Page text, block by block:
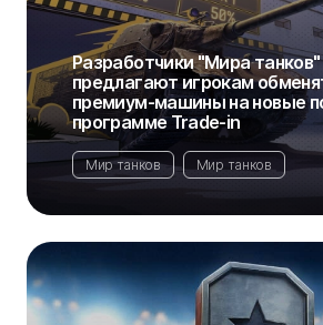
Разработчики "Мира танков"
предлагают игрокам
премиум-машины на новые
программе Trade-in
Мир танков Мир танков